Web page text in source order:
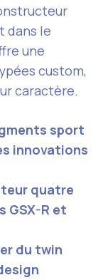
dans le
une
custom,
caractère.
sport
innovations
quatre
GSX-R et
du twin